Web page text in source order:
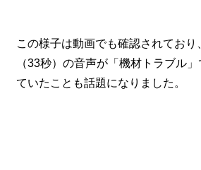
この様子は動画でも確認されてお
（33秒）の音声が「機材トラブル
ていたことも話題になりました。